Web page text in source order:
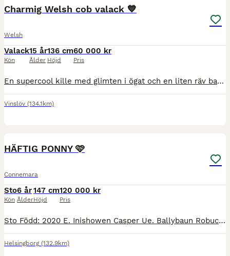
Charmig Welsh cob valack 💙
Welsh
Valack
Kön
15 år
Ålder
136 cm
Höjd
60 000 kr
Pris
En supercool kille med glimten i ögat och en liten räv bakom örat (inte i ridningen). Han tycker ibland att han har riktigt bra idéer själv, så han bör inte gå under kategorin allra första-ponny, utan en lite tuffare ryttare, eller föräldrar med god kunskap och lite tålamod när Mulle trixen testas i hanteringen. Han använder helst 3:ans eller 4:ans växel, men kommer det
Vinslöv (134.1km)
PRO
HÄFTIG PONNY 🩷
Connemara
Sto
Kön
6 år
Ålder
147 cm
Höjd
120 000 kr
Pris
Sto Född: 2020 E. Inishowen Casper Ue. Ballybaun Robuck Daisy är en vacker ponny med mycket utstrålning och personlighet. Hon är exteriört korrekt och drar blickar till sig. Daisy är en ponny med
Helsingborg (132.9km)